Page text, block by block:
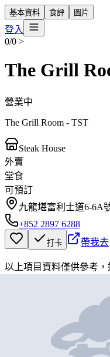
基本資料 食評 圖片
登入
0/0 >
The Grill
營業中
The Grill Room - TST
Steak House
外賣
堂食
可預訂
九龍堪富利士道6-6A
+852 2897 6288
打卡 帶我去
以上項目資料僅供參考